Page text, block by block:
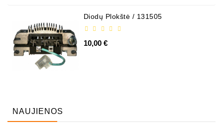
Diodų Plokštė / 131505
10,00 €
NAUJIENOS